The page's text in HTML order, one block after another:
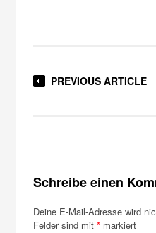
PREVIOUS ARTICLE
Schreibe einen
Deine E-Mail-Adresse wird
Felder sind mit* markiert